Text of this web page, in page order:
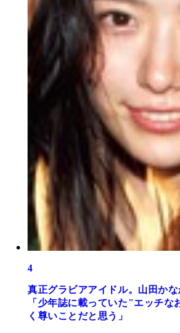
4
真正グラビアアイドル。山田か
「少年誌に載っていた"エッチ
く尊いことだと思う」